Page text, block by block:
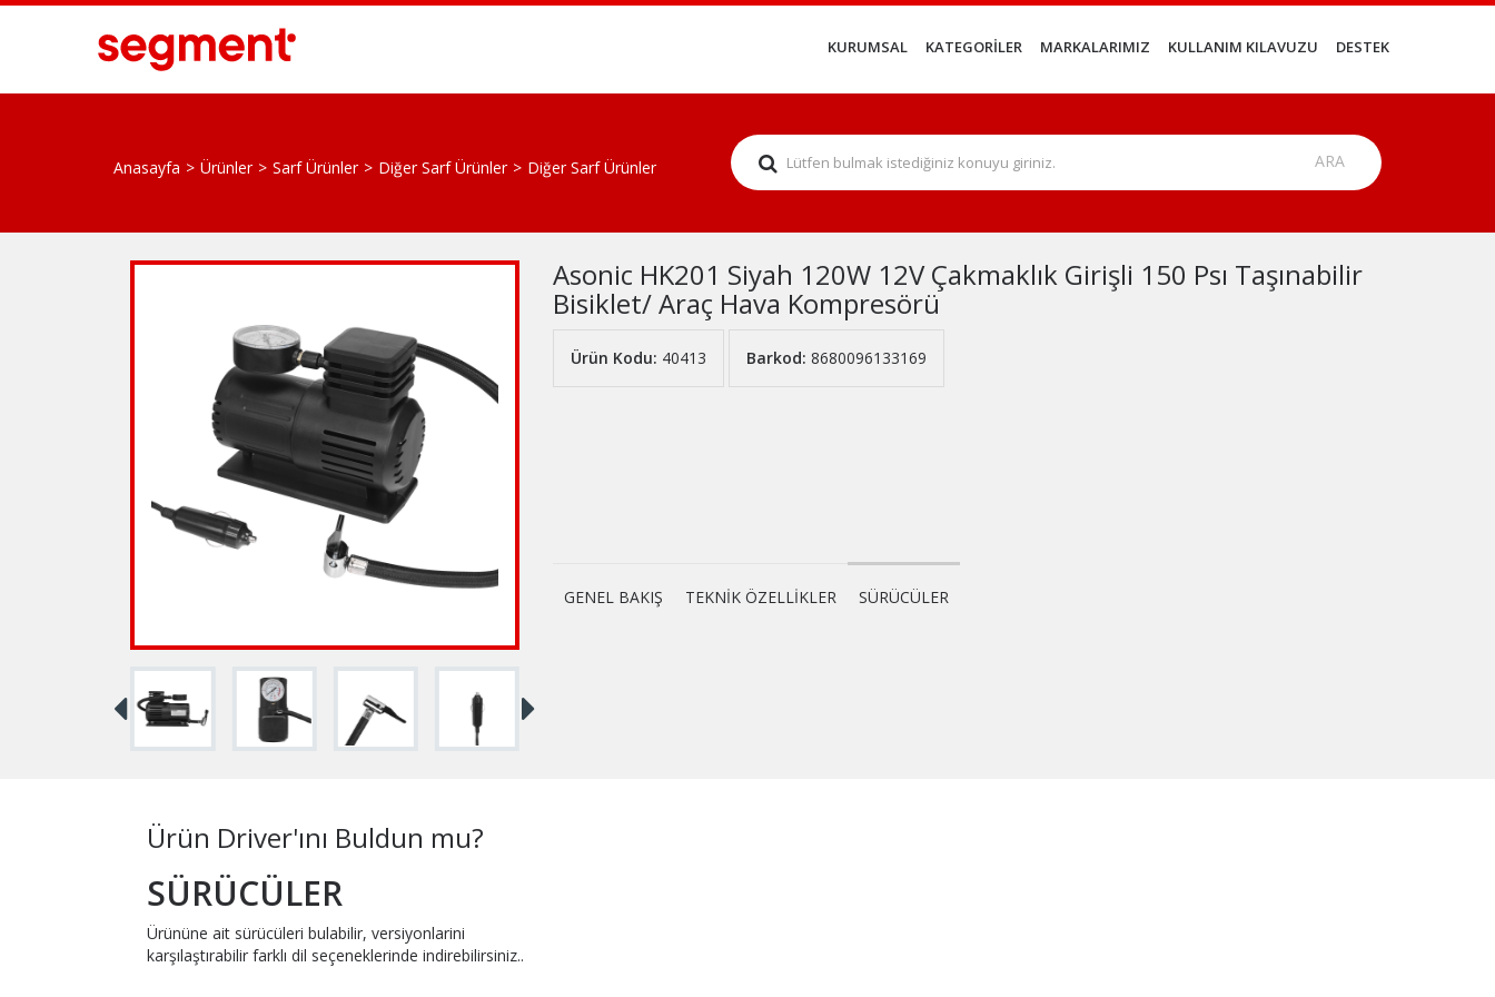
KURUMSAL KATEGORİLER MARKALARIMIZ KULLANIM KILAVUZU DESTEK
Anasayfa Ürünler Sarf Ürünler Diğer Sarf Ürünler Diğer Sarf Ürünler
Asonic HK201 Siyah 120W 12V Çakmaklık Girişli 150 Psı Taşınabilir
Bisiklet/ Araç Hava Kompresörü
Ürün Kodu: 40413 Barkod: 8680096133169
GENEL BAKIŞ TEKNİK ÖZELLİKLER SÜRÜCÜLER
Ürün Driver'ını Buldun mu?
SÜRÜCÜLER
Ürününe ait sürücüleri bulabilir, versiyonlarini
karşılaştırabilir farklı dil seçeneklerinde indirebilirsiniz..